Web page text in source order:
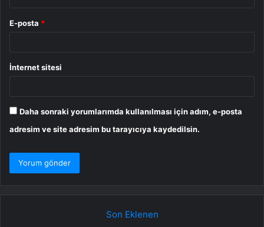
E-posta *
İnternet sitesi
Daha sonraki yorumlarımda kullanılması için adım, e-posta
adresim ve site adresim bu tarayıcıya kaydedilsin.
Son Eklenen